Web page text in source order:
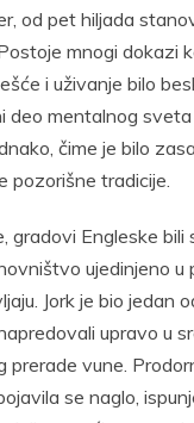
od pet hiljada
mnogi dokazi
i uživanje bilo
deo mentalnog
čime je bilo
pozorišne tradicije.
gradovi Engleske bili
ujedinjeno u
Jork je bio jedan
upravo u
prerade vune.
se naglo,